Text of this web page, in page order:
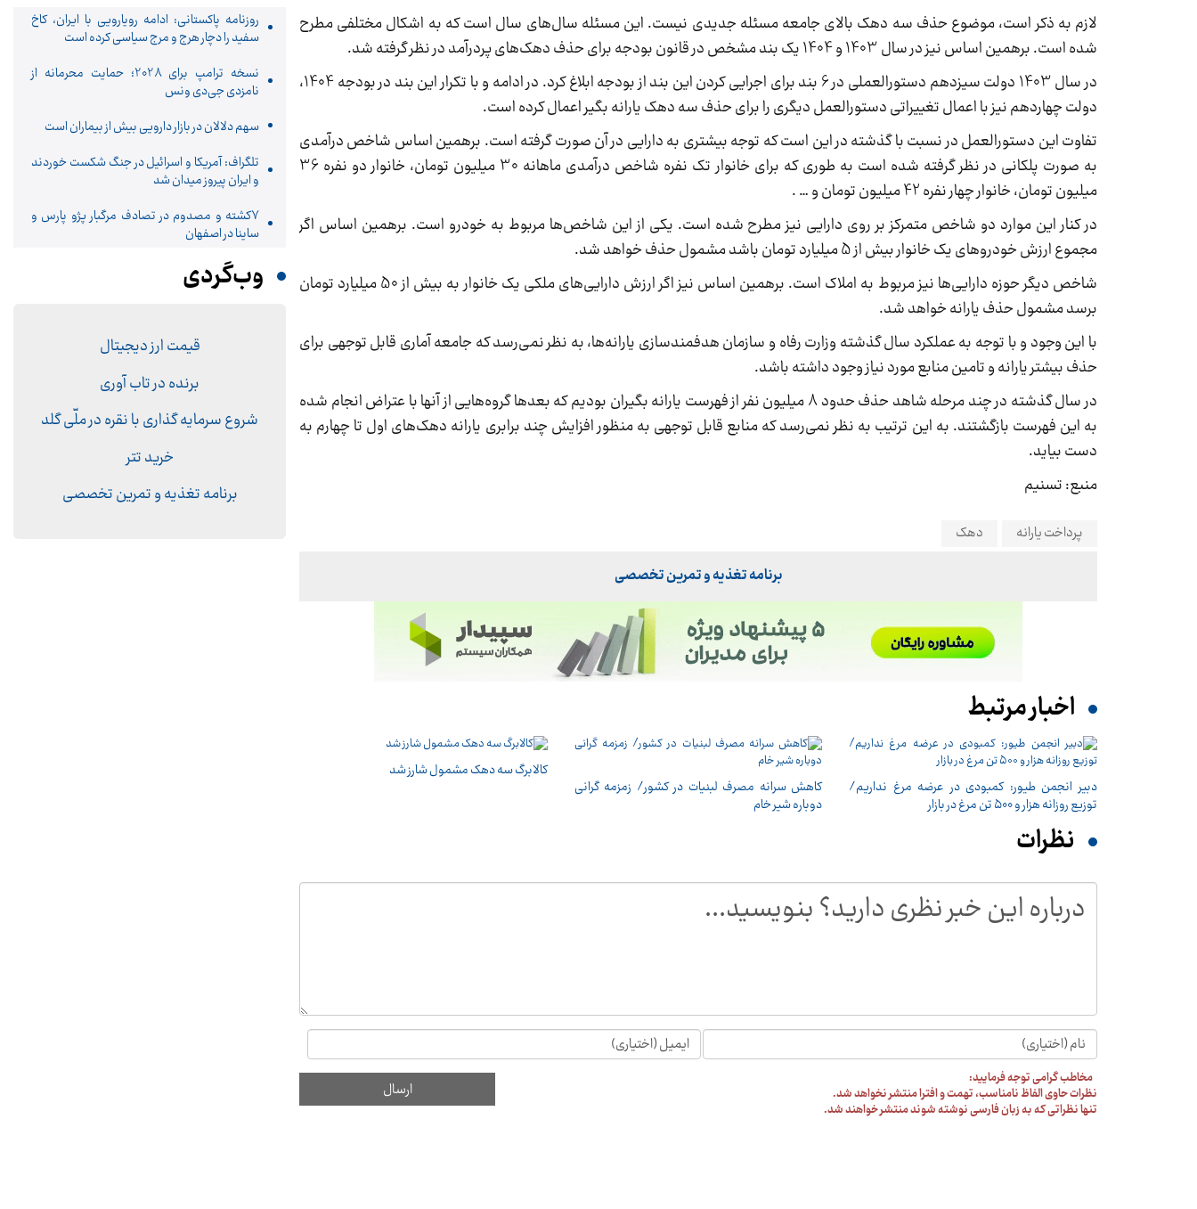
لازم به ذکر است، موضوع حذف سه دهک بالای جامعه مسئله جدیدی نیست. این مسئله سال‌های سال است که به اشکال مختلفی مطرح
شده است. برهمین اساس نیز در سال 1403 و 1404 یک بند مشخص در قانون بودجه برای حذف دهک‌های پردرآمد در نظر گرفته شد.
در سال 1403 دولت سیزدهم دستورالعملی در 6 بند برای اجرایی کردن این بند از بودجه ابلاغ کرد. در ادامه و با تکرار این بند در بودجه 1404،
دولت چهاردهم نیز با اعمال تغییراتی دستورالعمل دیگری را برای حذف سه دهک یارانه بگیر اعمال کرده است.
تفاوت این دستورالعمل در نسبت با گذشته در این است که توجه بیشتری به دارایی در آن صورت گرفته است. برهمین اساس شاخص درآمدی
به صورت پلکانی در نظر گرفته شده است به طوری که برای خانوار تک نفره شاخص درآمدی ماهانه 30 میلیون تومان، خانوار دو نفره 36
میلیون تومان، خانوار چهار نفره 42 میلیون تومان و … .
در کنار این موارد دو شاخص متمرکز بر روی دارایی نیز مطرح شده است. یکی از این شاخص‌ها مربوط به خودرو است. برهمین اساس اگر
مجموع ارزش خودروهای یک خانوار بیش از 5 میلیارد تومان باشد مشمول حذف خواهد شد.
شاخص دیگر حوزه دارایی‌ها نیز مربوط به املاک است. برهمین اساس نیز اگر ارزش دارایی‌های ملکی یک خانوار به بیش از 50 میلیارد تومان
برسد مشمول حذف یارانه خواهد شد.
با این وجود و با توجه به عملکرد سال گذشته وزارت رفاه و سازمان هدفمندسازی یارانه‌ها، به نظر نمی‌رسد که جامعه آماری قابل توجهی برای
حذف بیشتر یارانه و تامین منابع مورد نیاز وجود داشته باشد.
در سال گذشته در چند مرحله شاهد حذف حدود 8 میلیون نفر از فهرست یارانه بگیران بودیم که بعدها گروه‌هایی از آنها با عتراض انجام شده
به این فهرست بازگشتند. به این ترتیب به نظر نمی‌رسد که منابع قابل توجهی به منظور افزایش چند برابری یارانه دهک‌های اول تا چهارم به
دست بیاید.
منبع: تسنیم
پرداخت یارانه دهک
برنامه تغذیه و تمرین تخصصی
اخبار مرتبط
دبیر انجمن طیور: کمبودی در عرضه مرغ نداریم/
توزیع روزانه هزار و ۵۰۰ تن مرغ در بازار
کاهش سرانه مصرف لبنیات در کشور/ زمزمه گرانی
دوباره شیر خام
کالابرگ سه دهک مشمول شارز شد
نظرات
مخاطب گرامی توجه فرمایید:
نظرات حاوی الفاظ نامناسب، تهمت و افترا منتشر نخواهد شد.
تنها نظراتی که به زبان فارسی نوشته شوند منتشر خواهند شد.
روزنامه پاکستانی: ادامه رویارویی با ایران، کاخ
سفید را دچار هرج و مرج سیاسی کرده است
نسخه ترامپ برای 2028؛ حمایت محرمانه از
نامزدی جی‌دی ونس
سهم دلالان در بازار دارویی بیش از بیماران است
تلگراف: آمریکا و اسرائیل در جنگ شکست خوردند
و ایران پیروز میدان شد
۷کشته و مصدوم در تصادف مرگبار پژو پارس و
ساینا در اصفهان
وب‌گردی
قیمت ارز دیجیتال
برنده در تاب آوری
شروع سرمایه گذاری با نقره در ملّی گلد
خرید تتر
برنامه تغذیه و تمرین تخصصی